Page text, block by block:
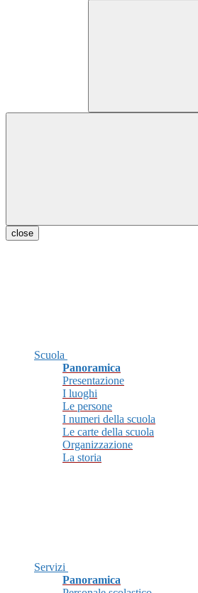
close
Scuola
Panoramica
Presentazione
I luoghi
Le persone
I numeri della scuola
Le carte della scuola
Organizzazione
La storia
Servizi
Panoramica